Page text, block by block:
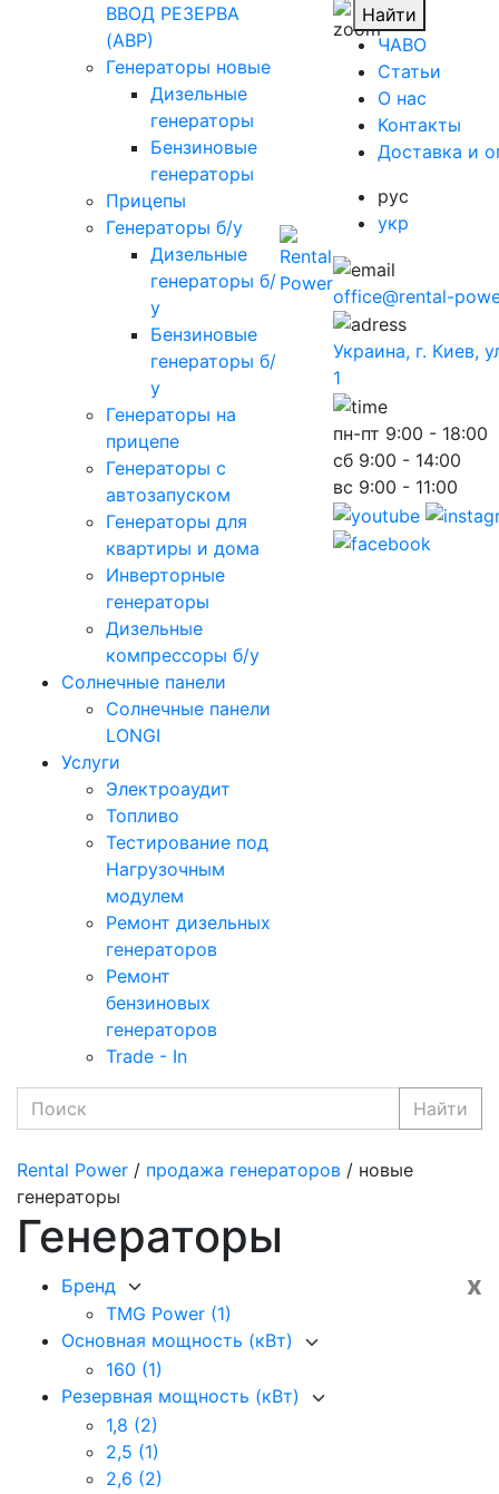
ВВОД РЕЗЕРВА
(АВР)
Генераторы новые
Дизельные
генераторы
Бензиновые
генераторы
Прицепы
Генераторы б/у
Дизельные
генераторы б/
у
Бензиновые
генераторы б/
у
Генераторы на
прицепе
Генераторы с
автозапуском
Генераторы для
квартиры и дома
Инверторные
генераторы
Дизельные
компрессоры б/у
Солнечные панели
Солнечные панели
LONGI
Услуги
Электроаудит
Топливо
Тестирование под
Нагрузочным
модулем
Ремонт дизельных
генераторов
Ремонт
бензиновых
генераторов
Trade - In
Найти
ЧАВО
Cтатьи
O нас
Контакты
Доставка и
рус
укр
office@rental-
Украина, г. Киев,
1
пн-пт 9:00 - 18:00
сб 9:00 - 14:00
вс 9:00 - 11:00
Найти
Rental Power / продажа генераторов / новые
генераторы
Генераторы
x
Бренд
TMG Power (1)
Основная мощность (кВт)
160 (1)
Резервная мощность (кВт)
1,8 (2)
2,5 (1)
2,6 (2)